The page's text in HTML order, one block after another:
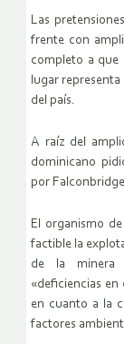
Las
frente con
completo a que
lugar representa
del país.
A raíz del
dominicano
por
El organismo
factible la
de la minera
«deficiencias
en cuanto a la
factores